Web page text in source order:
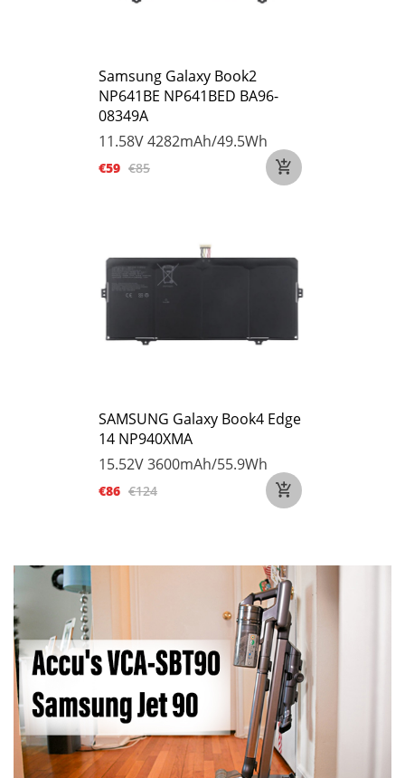
Samsung Galaxy Book2
NP641BE NP641BED BA96-
08349A
11.58V4282mAh/49.5Wh
€59 €85
SAMSUNG Galaxy Book4 Edge
14 NP940XMA
15.52V3600mAh/55.9Wh
€86 €124